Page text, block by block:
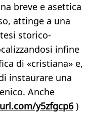
breve e asettica
attinge a una
storico-
infine
di «cristiana» e,
instaurare una
Anche
y5zfgcp6)